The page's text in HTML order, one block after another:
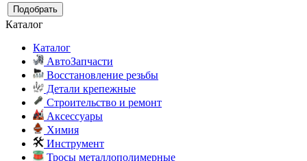
Подобрать
Каталог
Каталог
АвтоЗапчасти
Восстановление резьбы
Детали крепежные
Строительство и ремонт
Аксессуары
Химия
Инструмент
Тросы металлополимерные